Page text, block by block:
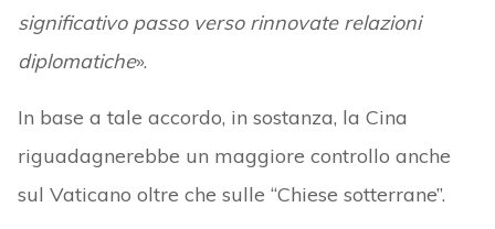
significativo passo verso rinnovate relazioni
diplomatiche».
In base a tale accordo, in sostanza, la Cina
riguadagnerebbe un maggiore controllo anche
sul Vaticano oltre che sulle “Chiese sotterrane”.